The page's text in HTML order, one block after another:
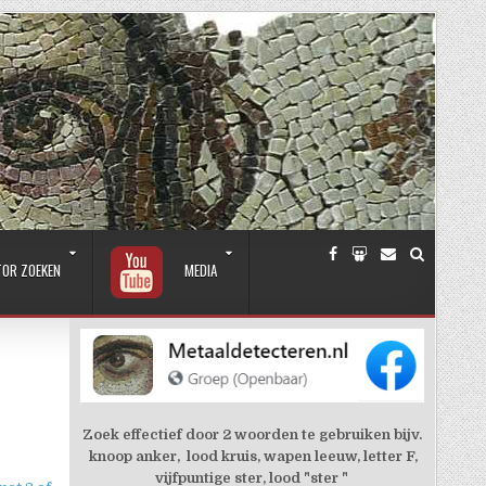
ZOEKEN MEDIA
Zoek effectief door 2 woorden te gebruiken bijv.
knoop anker, lood kruis, wapen leeuw, letter F,
vijfpuntige ster, lood "ster "